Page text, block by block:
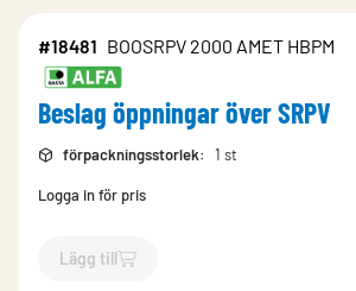
#18481 BOOSRPV 2000 AMET HBPM
Beslag öppningar över SRPV
förpackningsstorlek: 1 st
Logga in för pris
Lägg till
`$Lägg till